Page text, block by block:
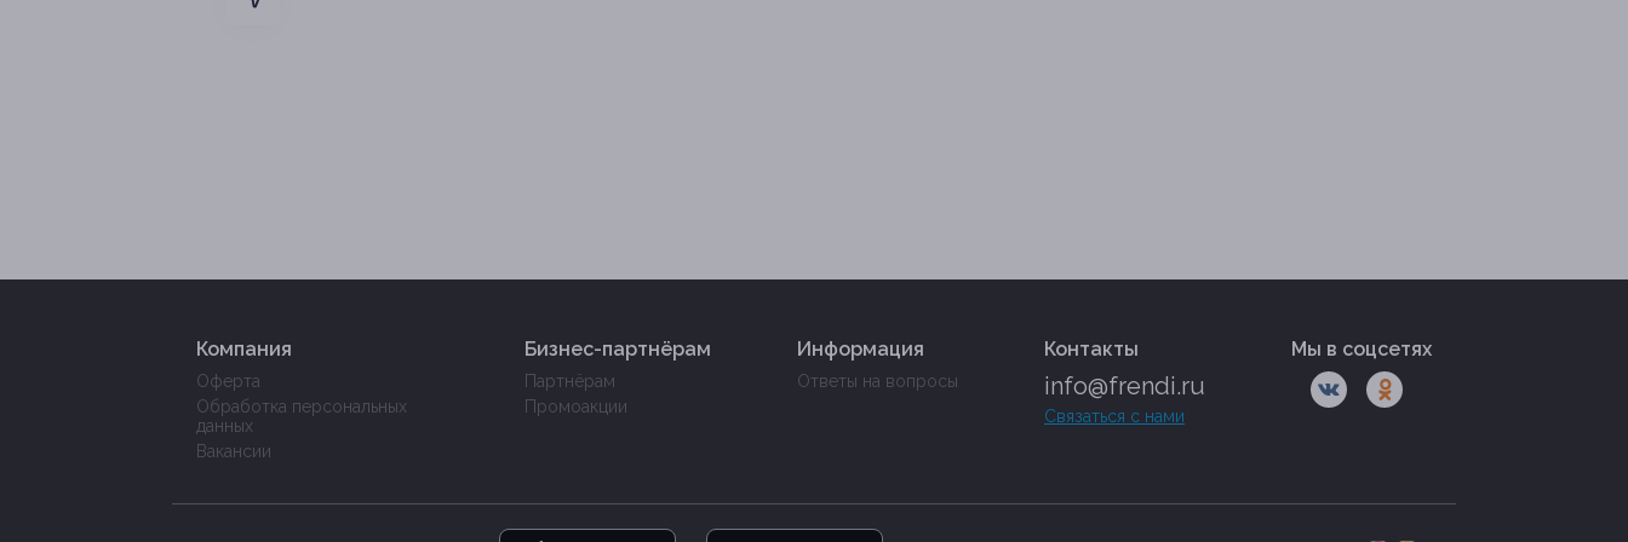
Компания
Оферта
Обработка персональных
данных
Вакансии
Бизнес-партнёрам
Партнёрам
Промоакции
Информация
Ответы на вопросы
Контакты
info@frendi.ru
Связаться с нами
Мы в соцсетях